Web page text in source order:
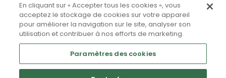
Partager sur Facebook
En cliquant sur « Accepter tous les cookies », vous
acceptez le stockage de cookies sur votre appareil
pour améliorer la navigation sur le site, analyser son
utilisation et contribuer à nos efforts de marketing.
Paramètres des cookies